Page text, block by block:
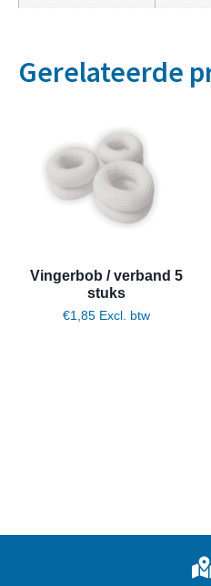
Gerelateerde
Vingerbob / verband 5
stuks
€1,85 Excl. btw